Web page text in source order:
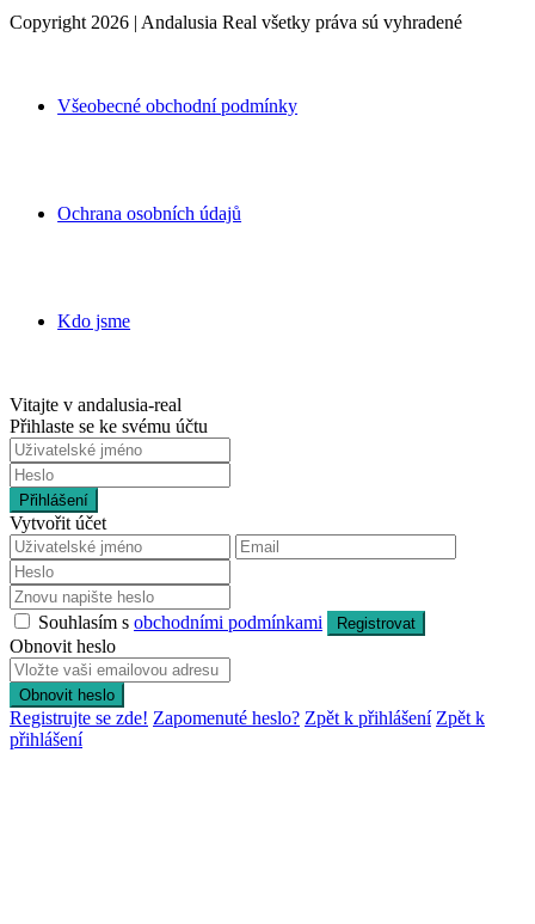
Copyright 2026 | Andalusia Real všetky práva sú vyhradené
Všeobecné obchodní podmínky
Ochrana osobních údajů
Kdo jsme
Vitajte v andalusia-real
Přihlaste se ke svému účtu
Přihlášení
Vytvořit účet
Souhlasím s obchodními podmínkami Registrovat
Obnovit heslo
Obnovit heslo
Registrujte se zde! Zapomenuté heslo? Zpět k přihlášení Zpět k
přihlášení